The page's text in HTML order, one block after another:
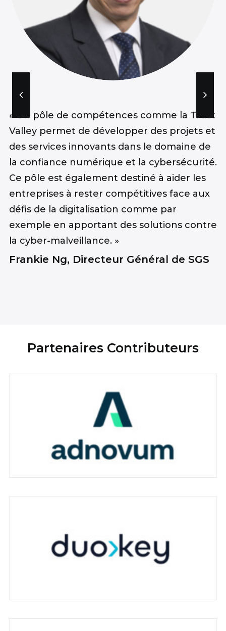
« Un pôle de compétences comme la Trust
Valley permet de développer des projets et
des services innovants dans le domaine de
la confiance numérique et la cybersécurité.
Ce pôle est également destiné à aider les
entreprises à rester compétitives face aux
défis de la digitalisation comme par
exemple en apportant des solutions contre
la cyber-malveillance. »
Frankie Ng, Directeur Général de SGS
Partenaires Contributeurs